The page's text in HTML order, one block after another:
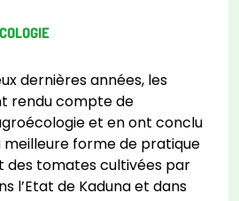
dernières années, les
rendu compte de
et en ont conclu
meilleure forme de pratique
des tomates cultivées par
l’Etat de Kaduna et dans